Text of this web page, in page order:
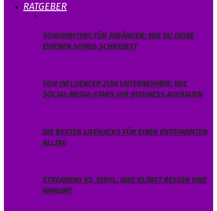
RATGEBER
SONGWRITING FÜR ANFÄNGER: WIE DU DEINE
EIGENEN SONGS SCHREIBST
VON INFLUENCER ZUM UNTERNEHMER: WIE
SOCIAL-MEDIA-STARS IHR BUSINESS AUFBAUEN
DIE BESTEN LIFEHACKS FÜR EINEN ENTSPANNTEN
ALLTAG
STREAMING VS. VINYL: WAS KLINGT BESSER UND
WARUM?